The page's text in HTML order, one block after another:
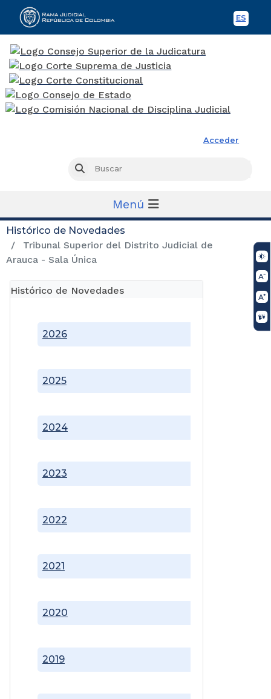
ES
Acceder
Buscar
Menú
Histórico de Novedades
Tribunal Superior del Distrito Judicial de
Arauca - Sala Única
Histórico de Novedades
2019
2020
2021
2022
2023
2024
2025
2026